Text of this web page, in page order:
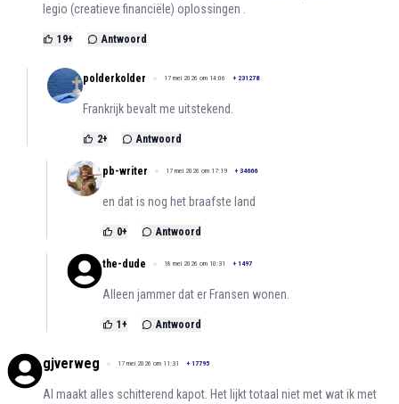
legio (creatieve financiële) oplossingen .
19+ Antwoord
polderkolder 17 mei 2026 om 14:06 + 231278
Frankrijk bevalt me uitstekend.
2+ Antwoord
pb-writer 17 mei 2026 om 17:19 + 34666
en dat is nog het braafste land
0+ Antwoord
the-dude 18 mei 2026 om 10:31 + 1497
Alleen jammer dat er Fransen wonen.
1 + Antwoord
gjverweg 17 mei 2026 om 11:31 + 17795
AI maakt alles schitterend kapot. Het lijkt totaal niet met wat ik met